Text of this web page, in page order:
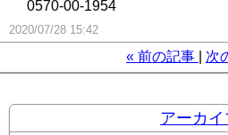
0570-00-1954
2020/07/28 15:42
« 前の記事 次
アーカイ